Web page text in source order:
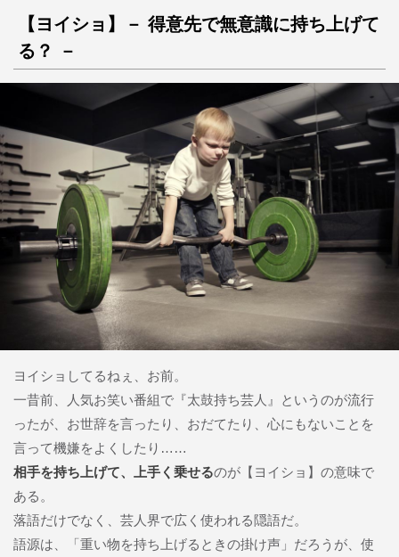
【ヨイショ】－ 得意先で無意識に持ち上げて
る？ －
ヨイショしてるねぇ、お前。
一昔前、人気お笑い番組で『太鼓持ち芸人』というのが流行
ったが、お世辞を言ったり、おだてたり、心にもないことを
言って機嫌をよくしたり……
相手を持ち上げて、上手く乗せるのが【ヨイショ】の意味で
ある。
落語だけでなく、芸人界で広く使われる隠語だ。
語源は、「重い物を持ち上げるときの掛け声」だろうが、使